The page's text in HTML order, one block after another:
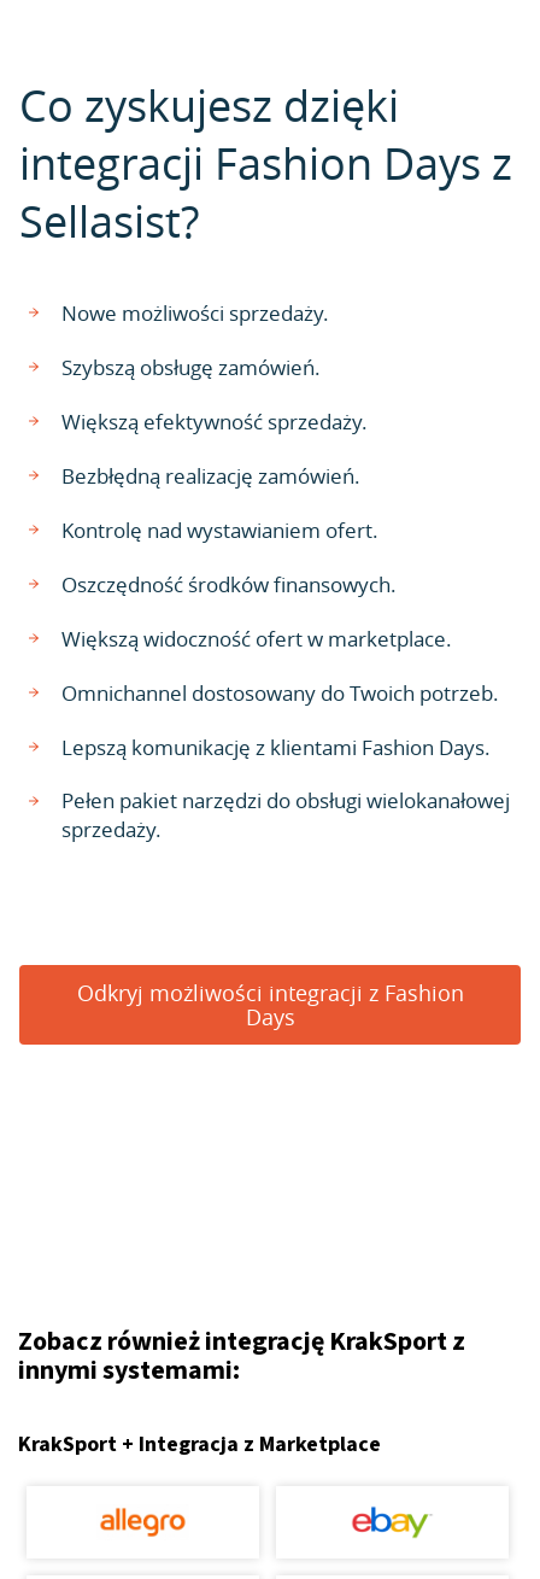
Co zyskujesz dzięki
integracji Fashion Days z
Sellasist?
Nowe możliwości sprzedaży.
Szybszą obsługę zamówień.
Większą efektywność sprzedaży.
Bezbłędną realizację zamówień.
Kontrolę nad wystawianiem ofert.
Oszczędność środków finansowych.
Większą widoczność ofert w marketplace.
Omnichannel dostosowany do Twoich potrzeb.
Lepszą komunikację z klientami Fashion Days.
Pełen pakiet narzędzi do obsługi wielokanałowej
sprzedaży.
Odkryj możliwości integracji z Fashion
Days
Zobacz również integrację KrakSport z
innymi systemami:
KrakSport + Integracja z Marketplace